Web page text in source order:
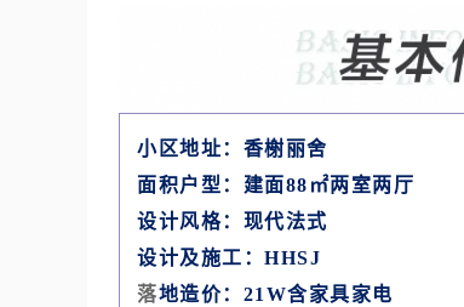
小区地址：香榭丽舍
面积户型：建面88㎡两室两厅
设计风格：现代法式
设计及施工：HHSJ
落地造价： 21W含家具家电